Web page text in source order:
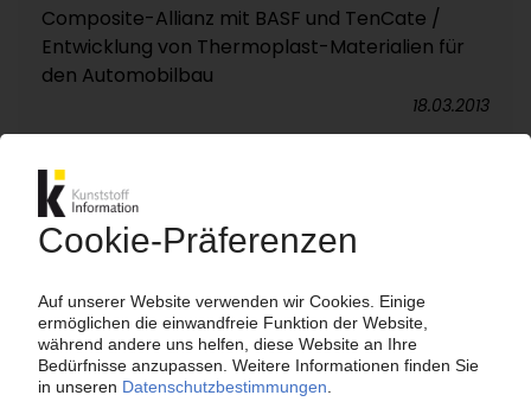
Composite-Allianz mit BASF und TenCate /
Entwicklung von Thermoplast-Materialien für
den Automobilbau
18.03.2013
Erwerb von Amber Composites
Allianz zur Entwicklung thermoplastischer
Composites für den Automobilbau / TenCate
USA auch Partner von 3M